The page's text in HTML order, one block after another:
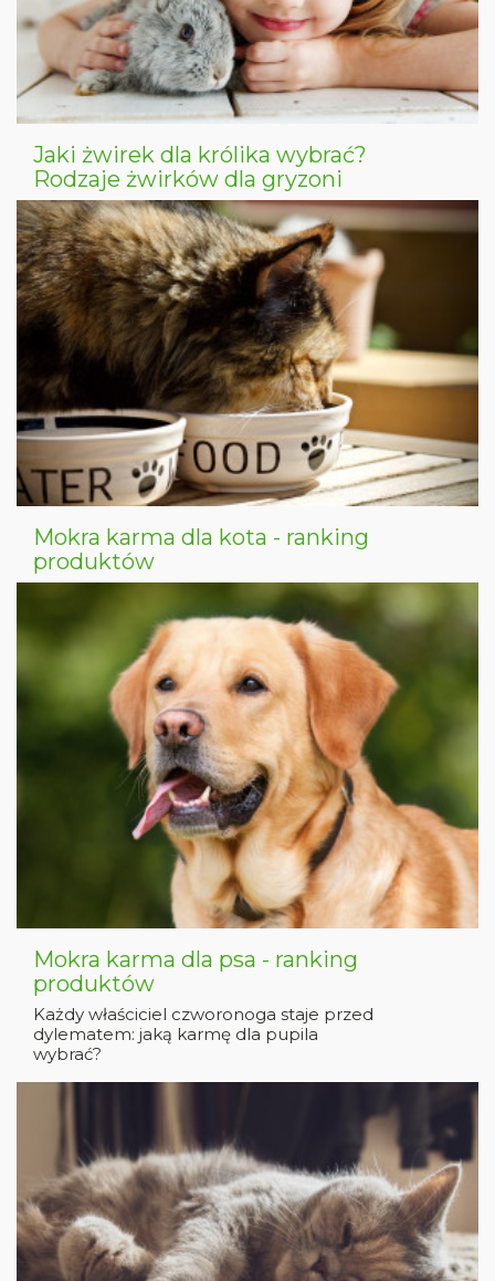
Jaki żwirek dla królika wybrać?
Rodzaje żwirków dla gryzoni
Mokra karma dla kota - ranking
produktów
Mokra karma dla psa - ranking
produktów
Każdy właściciel czworonoga staje przed
dylematem: jaką karmę dla pupila
wybrać?